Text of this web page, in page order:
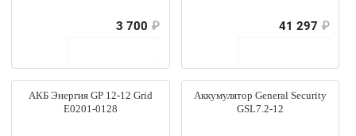
3 700 ₽ 41 297 ₽
АКБ Энергия GP 12-12 Grid
Е0201-0128
Аккумулятор General Security
GSL7.2-12